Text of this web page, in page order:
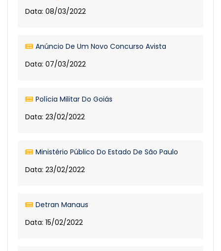
Data: 08/03/2022
Anúncio De Um Novo Concurso Avista
Data: 07/03/2022
Polícia Militar Do Goiás
Data: 23/02/2022
Ministério Público Do Estado De São Paulo
Data: 23/02/2022
Detran Manaus
Data: 15/02/2022